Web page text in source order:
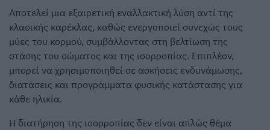
Αποτελεί μια εξαιρετική εναλλακτική λύση αντί της
κλασικής καρέκλας, καθώς ενεργοποιεί συνεχώς τους
μύες του κορμού, συμβάλλοντας στη βελτίωση της
στάσης του σώματος και της ισορροπίας. Επιπλέον,
μπορεί να χρησιμοποιηθεί σε ασκήσεις ενδυνάμωσης,
διατάσεις και προγράμματα φυσικής κατάστασης για
κάθε ηλικία.
Η διατήρηση της ισορροπίας δεν είναι απλώς θέμα